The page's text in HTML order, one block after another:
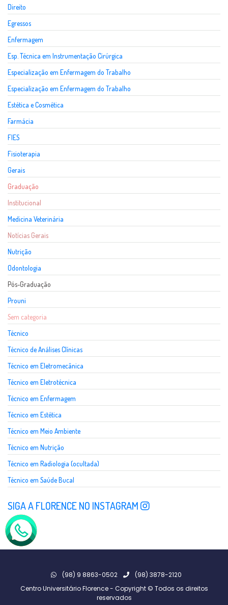
Direito
Egressos
Enfermagem
Esp. Técnica em Instrumentação Cirúrgica
Especialização em Enfermagem do Trabalho
Especialização em Enfermagem do Trabalho
Estética e Cosmética
Farmácia
FIES
Fisioterapia
Gerais
Graduação
Institucional
Medicina Veterinária
Notícias Gerais
Nutrição
Odontologia
Pós-Graduação
Prouni
Sem categoria
Técnico
Técnico de Análises Clínicas
Técnico em Eletromecânica
Técnico em Eletrotécnica
Técnico em Enfermagem
Técnico em Estética
Técnico em Meio Ambiente
Técnico em Nutrição
Técnico em Radiologia (ocultada)
Técnico em Saúde Bucal
SIGA A FLORENCE NO INSTAGRAM
(98) 9 8863-0502
(98) 3878-2120
Centro Universitário Florence - Copyright © Todos os direitos
reservados